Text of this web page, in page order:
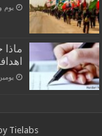
‏يوم
Tielabs